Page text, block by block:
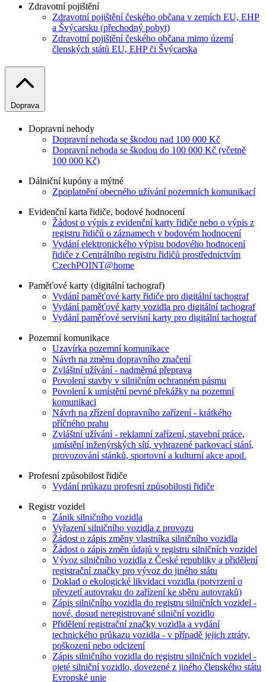
Zdravotní pojištění
Zdravotní pojištění českého občana v zemích EU, EHP
a Švýcarsku (přechodný pobyt)
Zdravotní pojištění českého občana mimo území
členských států EU, EHP či Švýcarska
Doprava
Dopravní nehody
Dopravní nehoda se škodou nad 100 000 Kč
Dopravní nehoda se škodou do 100 000 Kč (včetně
100 000 Kč)
Dálniční kupóny a mýtné
Zpoplatnění obecného užívání pozemních komunikací
Evidenční karta řidiče, bodové hodnocení
Žádost o výpis z evidenční karty řidiče nebo o výpis z
registru řidičů o záznamech v bodovém hodnocení
Vydání elektronického výpisu bodového hodnocení
řidiče z Centrálního registru řidičů prostřednictvím
CzechPOINT@home
Paměťové karty (digitální tachograf)
Vydání paměťové karty řidiče pro digitální tachograf
Vydání paměťové karty vozidla pro digitální tachograf
Vydání paměťové servisní karty pro digitální tachograf
Pozemní komunikace
Uzavírka pozemní komunikace
Návrh na změnu dopravního značení
Zvláštní užívání - nadměrná přeprava
Povolení stavby v silničním ochranném pásmu
Povolení k umístění pevné překážky na pozemní
komunikaci
Návrh na zřízení dopravního zařízení - krátkého
příčného prahu
Zvláštní užívání - reklamní zařízení, stavební práce,
umístění inženýrských sítí, vyhrazené parkovací stání,
provozování stánků, sportovní a kulturní akce apod.
Profesní způsobilost řidiče
Vydání průkazu profesní způsobilosti řidiče
Registr vozidel
Zánik silničního vozidla
Vyřazení silničního vozidla z provozu
Žádost o zápis změny vlastníka silničního vozidla
Žádost o zápis změn údajů v registru silničních vozidel
Vývoz silničního vozidla z České republiky a přidělení
registrační značky pro vývoz do jiného státu
Doklad o ekologické likvidaci vozidla (potvrzení o
převzetí autovraku do zařízení ke sběru autovraků)
Zápis silničního vozidla do registru silničních vozidel -
nové, dosud neregistrované silniční vozidlo
Přidělení registrační značky vozidla a vydání
technického průkazu vozidla - v případě jejich ztráty,
poškození nebo odcizení
Zápis silničního vozidla do registru silničních vozidel -
ojeté silniční vozidlo, dovezené z jiného členského státu
Evropské unie